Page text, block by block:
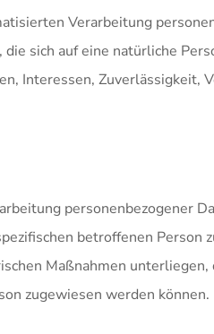
Verarbeitung
sich auf eine natürliche
Interessen,
personenbezogener
betroffenen
Maßnahmen
zugewiesen werden können.